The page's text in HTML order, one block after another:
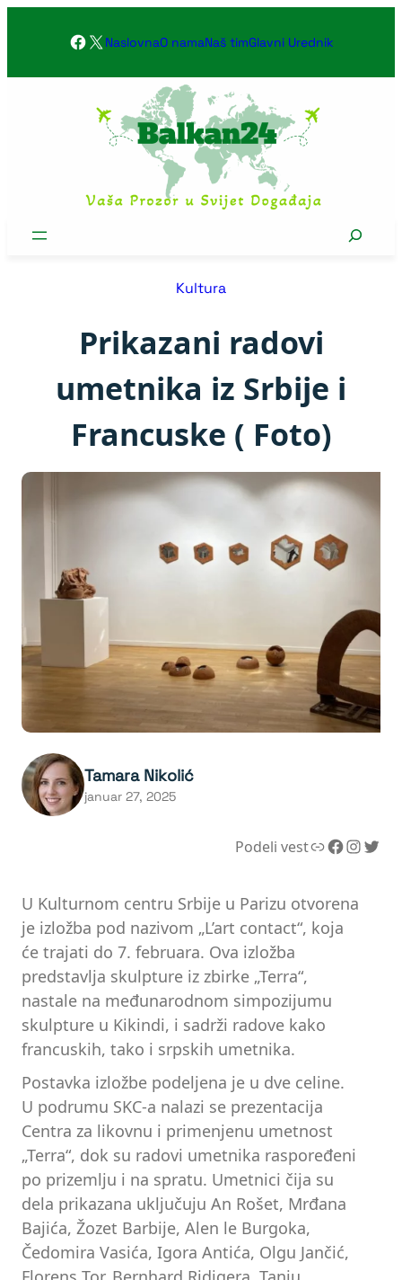
Facebook
X NaslovnaO namaNaš timGlavni Urednik
Search
Kultura
Prikazani radovi
umetnika iz Srbije i
Francuske ( Foto)
Tamara Nikolić
januar 27, 2025
Podeli vestLink Facebook InstagramTwitter
U Kulturnom centru Srbije u Parizu otvorena
je izložba pod nazivom „L’art contact“, koja
će trajati do 7. februara. Ova izložba
predstavlja skulpture iz zbirke „Terra“,
nastale na međunarodnom simpozijumu
skulpture u Kikindi, i sadrži radove kako
francuskih, tako i srpskih umetnika.
Postavka izložbe podeljena je u dve celine.
U podrumu SKC-a nalazi se prezentacija
Centra za likovnu i primenjenu umetnost
„Terra“, dok su radovi umetnika raspoređeni
po prizemlju i na spratu. Umetnici čija su
dela prikazana uključuju An Rošet, Mrđana
Bajića, Žozet Barbije, Alen le Burgoka,
Čedomira Vasića, Igora Antića, Olgu Jančić,